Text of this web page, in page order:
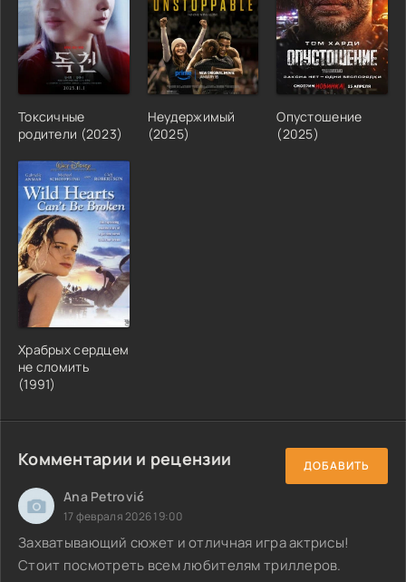
Токсичные
родители (2023)
Неудержимый
(2025)
Опустошение
(2025)
Храбрых сердцем
не сломить
(1991)
Комментарии и рецензии ДОБАВИТЬ
Ana Petrović
17 февраля 2026 19:00
Захватывающий сюжет и отличная игра актрисы!
Стоит посмотреть всем любителям триллеров.